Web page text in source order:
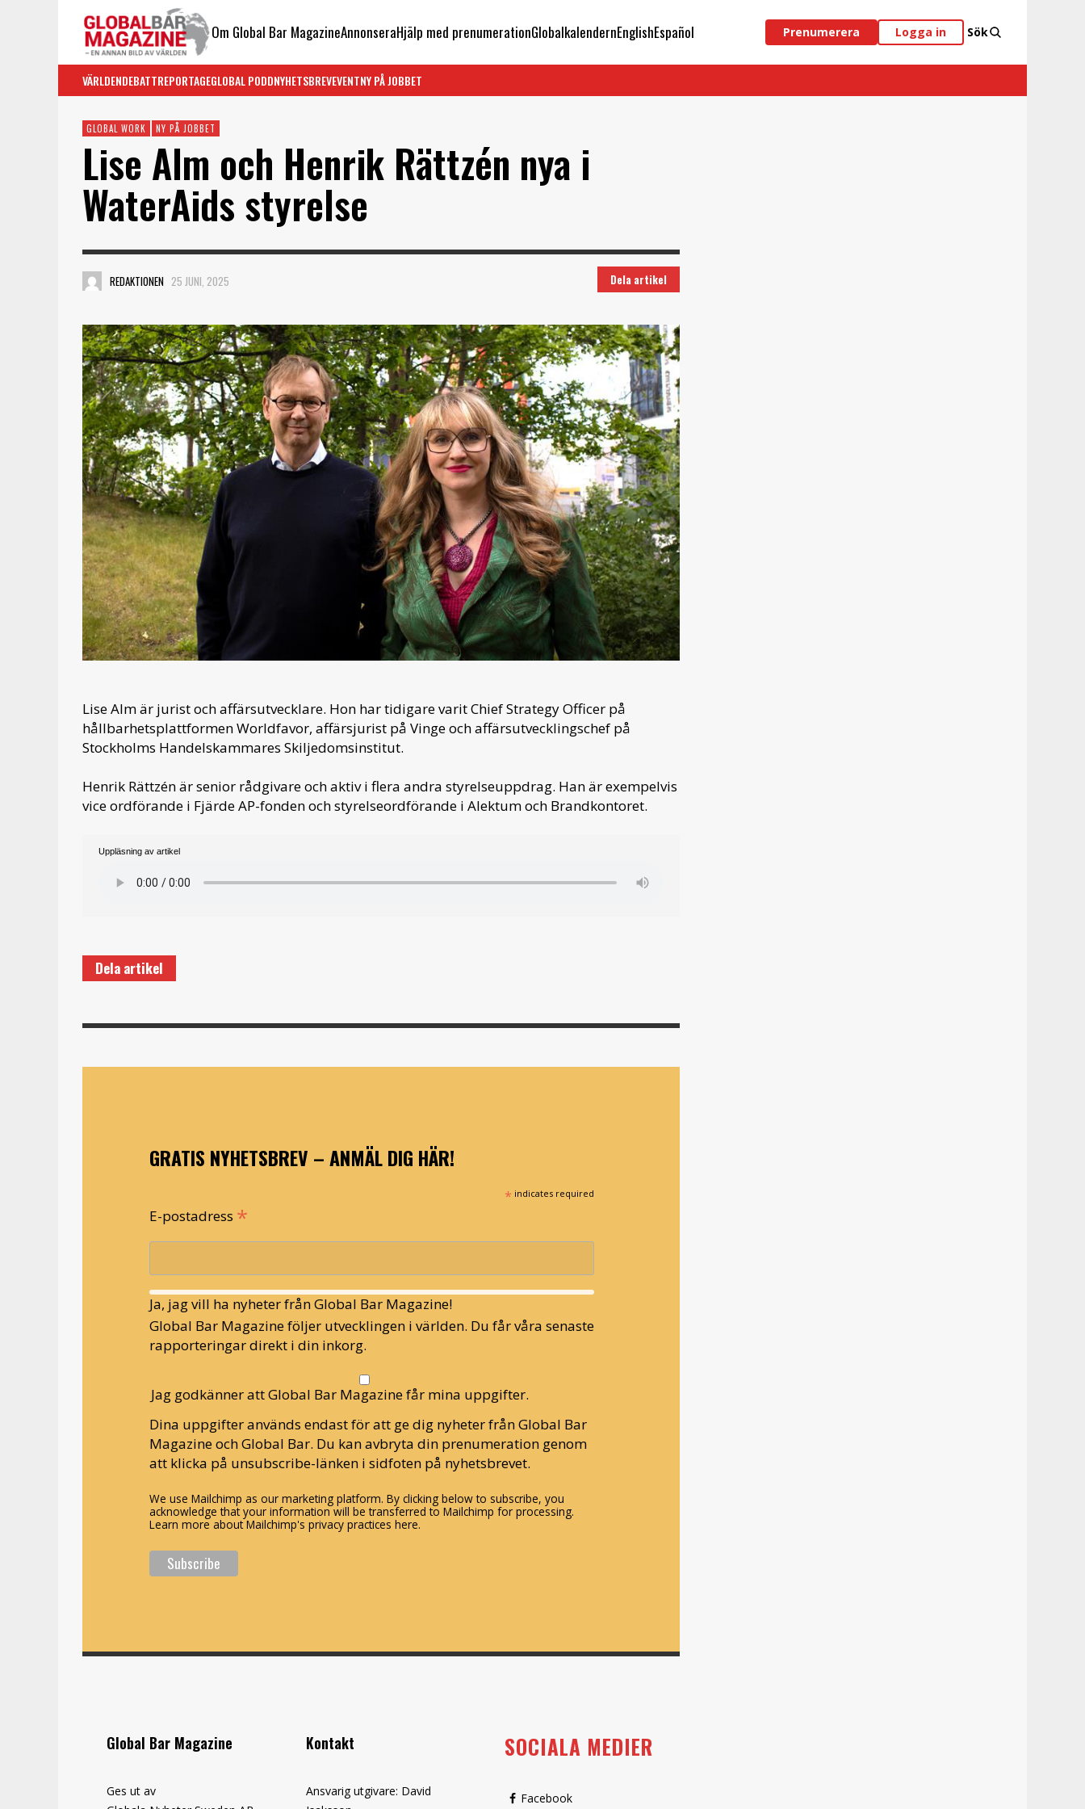
Om Global Bar MagazineAnnonseraHjälp med prenumerationGlobalkalendernEnglishEspañol Prenumerera Logga in Sök
VÄRLDENDEBATTREPORTAGEGLOBAL PODDNYHETSBREVEVENTNY PÅ JOBBET
GLOBAL WORK NY PÅ JOBBET
Lise Alm och Henrik Rättzén nya i
WaterAids styrelse
REDAKTIONEN 25 JUNI, 2025 Dela artikel
Lise Alm är jurist och affärsutvecklare. Hon har tidigare varit Chief Strategy Officer på
hållbarhetsplattformen Worldfavor, affärsjurist på Vinge och affärsutvecklingschef på
Stockholms Handelskammares Skiljedomsinstitut.
Henrik Rättzén är senior rådgivare och aktiv i flera andra styrelseuppdrag. Han är exempelvis
vice ordförande i Fjärde AP-fonden och styrelseordförande i Alektum och Brandkontoret.
Uppläsning av artikel
Dela artikel
GRATIS NYHETSBREV – ANMÄL DIG HÄR!
* indicates required
E-postadress *
Ja, jag vill ha nyheter från Global Bar Magazine!
Global Bar Magazine följer utvecklingen i världen. Du får våra senaste
rapporteringar direkt i din inkorg.
Jag godkänner att Global Bar Magazine får mina uppgifter.
Dina uppgifter används endast för att ge dig nyheter från Global Bar
Magazine och Global Bar. Du kan avbryta din prenumeration genom
att klicka på unsubscribe-länken i sidfoten på nyhetsbrevet.
We use Mailchimp as our marketing platform. By clicking below to subscribe, you
acknowledge that your information will be transferred to Mailchimp for processing.
Learn more about Mailchimp's privacy practices here.
Global Bar Magazine
Ges ut av
Kontakt
Ansvarig utgivare: David
SOCIALA MEDIER
Facebook